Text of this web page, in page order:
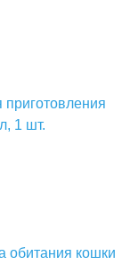
1 шт.
обитания кошки